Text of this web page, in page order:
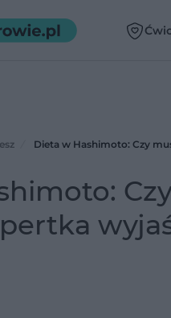
Dieta w Hashimoto: Czy